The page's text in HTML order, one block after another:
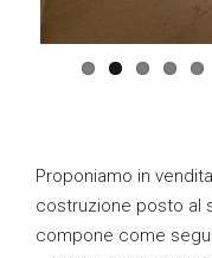
Proponiamo in
costruzione posto al
compone come